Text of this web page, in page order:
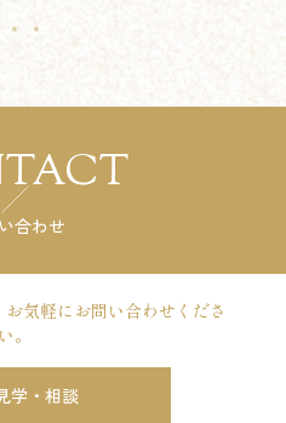
合わせ
お気軽にお問い合わせくださ
い。
学・相談